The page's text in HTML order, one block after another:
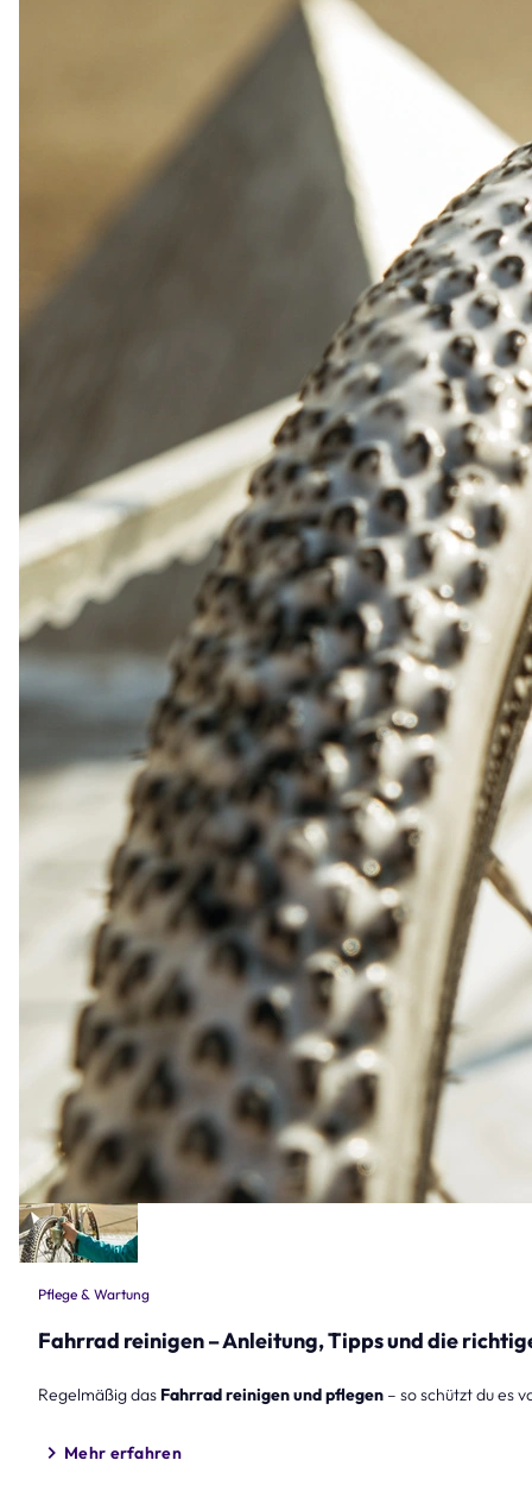
Pflege & Wartung
Fahrrad reinigen – Anleitung, Tipps und die
Regelmäßig das Fahrrad reinigen und pflegen – so schützt du es
Mehr erfahren